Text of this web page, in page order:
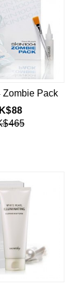
Zombie Pack
88
465